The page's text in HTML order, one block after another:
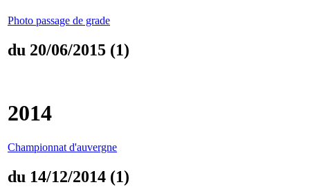
Photo passage de grade
du 20/06/2015 (1)
2014
Championnat d'auvergne
du 14/12/2014 (1)